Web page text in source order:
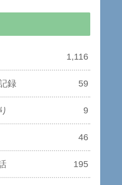
1,116
録 59
9
46
195